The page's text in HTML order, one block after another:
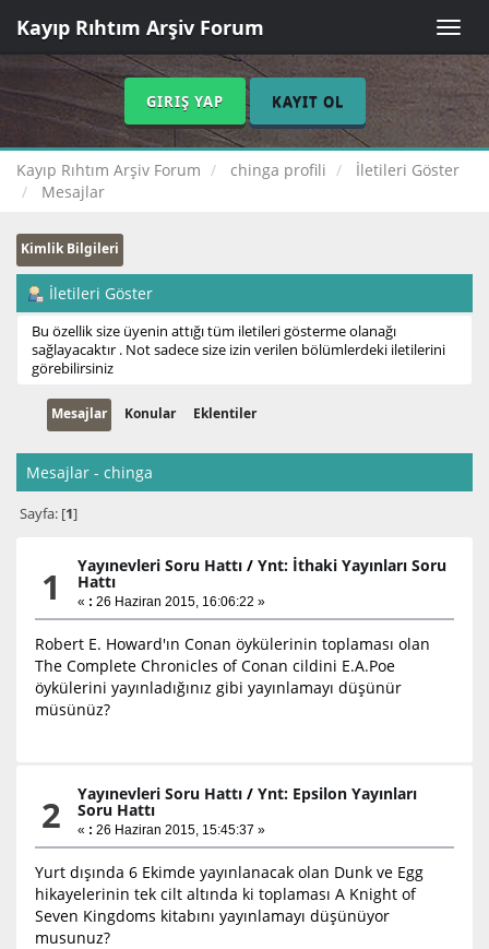
Toggle
Kayıp Rıhtım Arşiv Forum
GIRIŞ YAP KAYIT OL
Kayıp Rıhtım Arşiv Forum chinga profili
İletileri Göster
Mesajlar
Kimlik Bilgileri
İletileri Göster
Bu özellik size üyenin attığı tüm iletileri gösterme olanağı
sağlayacaktır . Not sadece size izin verilen bölümlerdeki iletilerini
görebilirsiniz
Mesajlar Konular Eklentiler
Mesajlar - chinga
Sayfa: [1]
1 Yayınevleri Soru Hattı /Ynt: İthaki Yayınları Soru
Hattı
« : 26 Haziran 2015, 16:06:22 »
Robert E. Howard'ın Conan öykülerinin toplaması olan
The Complete Chronicles of Conan cildini E.A.Poe
öykülerini yayınladığınız gibi yayınlamayı düşünür
müsünüz?
2 Yayınevleri Soru Hattı /Ynt: Epsilon Yayınları
Soru Hattı
« : 26 Haziran 2015, 15:45:37 »
Yurt dışında 6 Ekimde yayınlanacak olan Dunk ve Egg
hikayelerinin tek cilt altında ki toplaması A Knight of
Seven Kingdoms kitabını yayınlamayı düşünüyor
musunuz?